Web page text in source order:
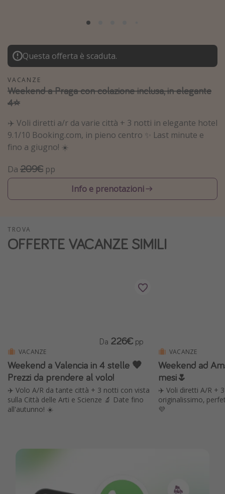
Egitto
Tunisia
Malta
Canarie
Capo Verde
Tipo di vacanza
Vacanze all inclusive
Vacanze estate 2026
Vacanze con bambini
Festività del 2026
Città più visitate
Questa offerta è scaduta.
VACANZE
Weekend a Praga con colazione inclusa, in elegante
4⭐️
✈️ Voli diretti a/r da varie città + 3 notti in elegante hotel
9.1/10 Booking.com, in pieno centro ✨ Last minute e
fino a giugno! ☀️
Da 209€ pp
Info e prenotazioni
TROVA
OFFERTE VACANZE SIMILI
VACANZE
Weekend a Valencia in 4 stelle 🧡
Prezzi da prendere al volo!
✈️ Volo A/R da tante città + 3 notti con vista
sulla Città delle Arti e Scienze 🔬 Date fino
all'autunno! ☀️
Da 226€ pp
VACANZE
Weekend ad
mesi🌷
✈️ Voli diretti A/R +
originalissimo,
💜